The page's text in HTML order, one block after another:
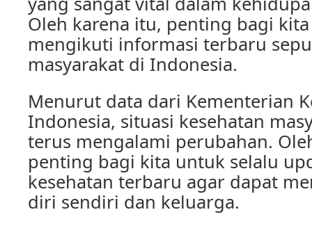
Oleh karena itu, penting bagi
mengikuti informasi terbaru
masyarakat di Indonesia.
Menurut data dari Kementerian
Indonesia, situasi kesehatan
terus mengalami perubahan.
penting bagi kita untuk selalu
kesehatan terbaru agar dapat
diri sendiri dan keluarga.